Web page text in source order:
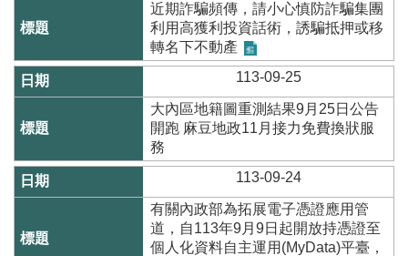
覽
English
臺
市
府
地
近期詐騙頻傳，請小心慎防詐騙集團
利用高獲利投資話術，誘騙抵押或移
轉名下不動產
113-09-25
大內區地籍圖重測結果9月25日公告
開跑 麻豆地政11月接力免費換狀服
務
113-09-24
有關內政部為拓展電子憑證應用管
道，自113年9月9日起開放持憑證至
個人化資料自主運用(MyData)平臺，